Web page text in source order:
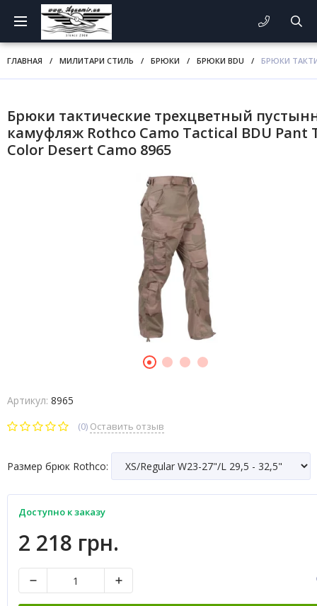
ГЛАВНАЯ / МИЛИТАРИ СТИЛЬ / БРЮКИ / БРЮКИ BDU / БРЮКИ
Брюки тактические трехцветный
камуфляж Rothco Camo Tactical BDU Pant
Color Desert Camo 8965
Артикул: 8965
(0) Оставить отзыв
Размер брюк Rothco:
Доступно к заказу
2 218 грн.